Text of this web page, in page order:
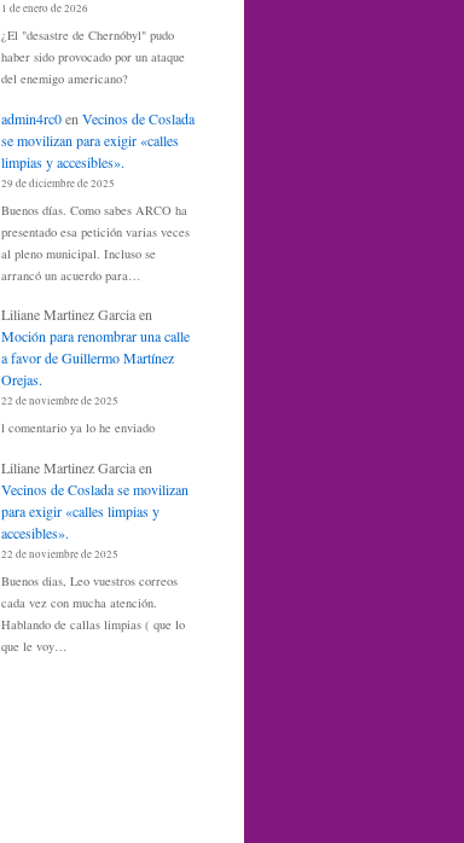
1 de enero de 2026
¿El "desastre de Chernóbyl" pudo
haber sido provocado por un ataque
del enemigo americano?
admin4rc0en Vecinos de Coslada
se movilizan para exigir «calles
limpias y accesibles».
29 de diciembre de 2025
Buenos días. Como sabes ARCO ha
presentado esa petición varias veces
al pleno municipal. Incluso se
arrancó un acuerdo para…
Liliane Martinez Garciaen
Moción para renombrar una calle
a favor de Guillermo Martínez
Orejas.
22 de noviembre de 2025
l comentario ya lo he enviado
Liliane Martinez Garciaen
Vecinos de Coslada se movilizan
para exigir «calles limpias y
accesibles».
22 de noviembre de 2025
Buenos dias, Leo vuestros correos
cada vez con mucha atención.
Hablando de callas limpias ( que lo
que le voy…